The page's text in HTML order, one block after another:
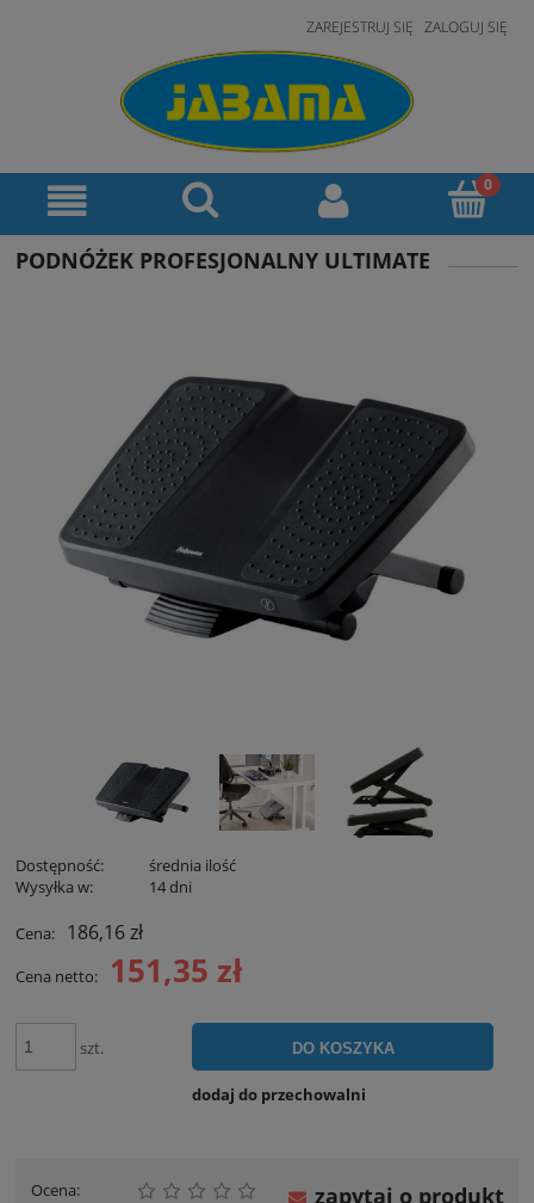
ZAREJESTRUJ SIĘ ZALOGUJ SIĘ
PODNÓŻEK PROFESJONALNY ULTIMATE
Dostępność:
średnia ilość
Wysyłka w:
14 dni
Cena: 186,16 zł
Cena netto: 151,35 zł
szt. DO KOSZYKA
dodaj do przechowalni
Ocena:
zapytaj o produkt